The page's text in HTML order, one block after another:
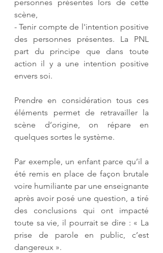
personnes présentes lors de cette
scène,
- Tenir compte de l'intention positive
des personnes présentes. La PNL
part du principe que dans toute
action il y a une intention positive
envers soi.
Prendre en considération tous ces
éléments permet de retravailler la
scène d’origine, on répare en
quelques sortes le système.
Par exemple, un enfant parce qu’il a
été remis en place de façon brutale
voire humiliante par une enseignante
après avoir posé une question, a tiré
des conclusions qui ont impacté
toute sa vie, il pourrait se dire : « La
prise de parole en public, c’est
dangereux ».